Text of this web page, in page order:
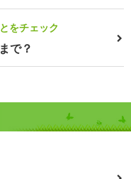
をチェック
で？